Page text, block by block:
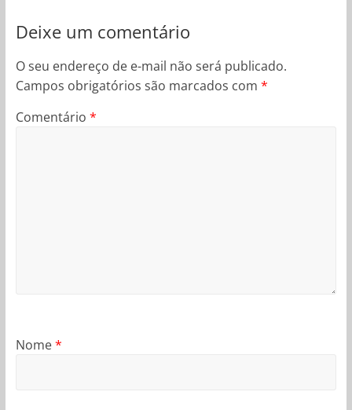
Deixe um comentário
O seu endereço de e-mail não será publicado.
Campos obrigatórios são marcados com *
Comentário *
Nome*